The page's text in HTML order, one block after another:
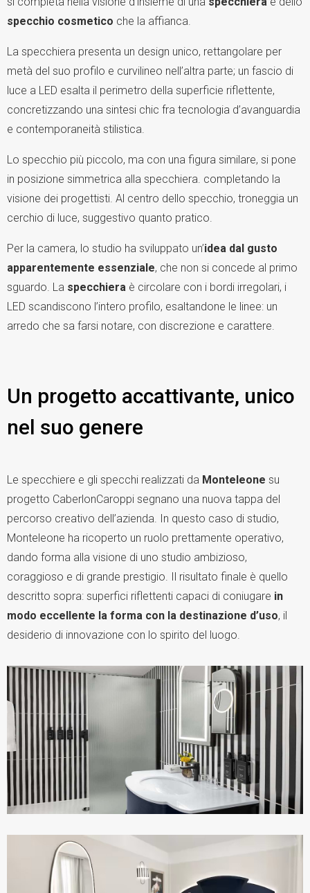
specchio cosmetico che la affianca.
La specchiera presenta un design unico, rettangolare per
metà del suo profilo e curvilineo nell’altra parte; un fascio di
luce a LED esalta il perimetro della superficie riflettente,
concretizzando una sintesi chic fra tecnologia d’avanguardia
e contemporaneità stilistica.
Lo specchio più piccolo, ma con una figura similare, si pone
in posizione simmetrica alla specchiera. completando la
visione dei progettisti. Al centro dello specchio, troneggia un
cerchio di luce, suggestivo quanto pratico.
Per la camera, lo studio ha sviluppato un’idea dal gusto
apparentemente essenziale, che non si concede al primo
sguardo. La specchiera è circolare con i bordi irregolari, i
LED scandiscono l’intero profilo, esaltandone le linee: un
arredo che sa farsi notare, con discrezione e carattere.
Un progetto accattivante, unico
nel suo genere
Le specchiere e gli specchi realizzati da Monteleone su
progetto CaberlonCaroppi segnano una nuova tappa del
percorso creativo dell’azienda. In questo caso di studio,
Monteleone ha ricoperto un ruolo prettamente operativo,
dando forma alla visione di uno studio ambizioso,
coraggioso e di grande prestigio. Il risultato finale è quello
descritto sopra: superfici riflettenti capaci di coniugare in
modo eccellente la forma con la destinazione d’uso, il
desiderio di innovazione con lo spirito del luogo.